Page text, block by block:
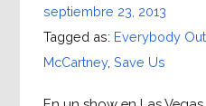
septiembre 23, 2013
Tagged as: Everybody
McCartney, Save Us